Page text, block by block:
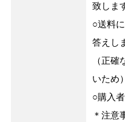
致しま
○送料
答えし
（正
いため）
○購入
＊注意